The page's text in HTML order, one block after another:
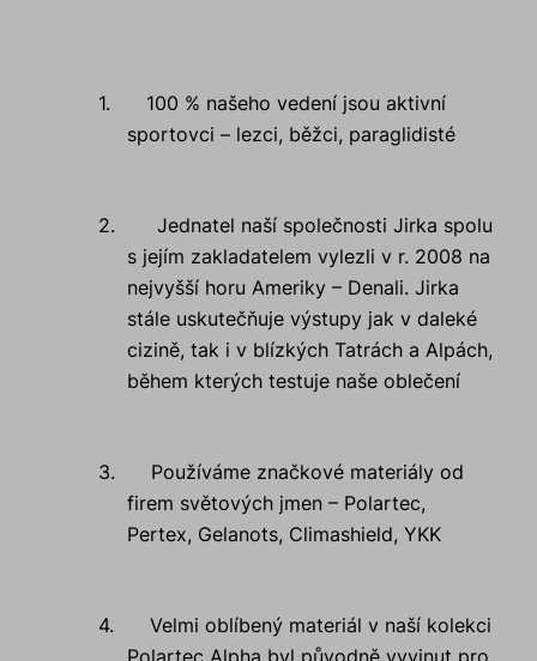
1.
100 % našeho vedení jsou aktivní
sportovci – lezci, běžci, paraglidisté
2.
Jednatel naší společnosti Jirka spolu
s jejím zakladatelem vylezli v r. 2008 na
nejvyšší horu Ameriky – Denali. Jirka
stále uskutečňuje výstupy jak v daleké
cizině, tak i v blízkých Tatrách a Alpách,
během kterých testuje naše oblečení
3.
Používáme značkové materiály od
firem světových jmen – Polartec,
Pertex, Gelanots, Climashield, YKK
4.
Velmi oblíbený materiál v naší kolekci
Polartec Alpha byl původně vyvinut pro